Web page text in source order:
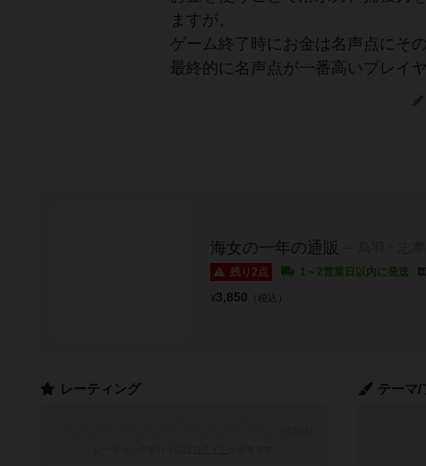
ますが、
ゲーム終了時にお金は名声点にそ
最終的に名声点が一番高いプレイ
海女の一年の通販
残り2点 1～2営業日以内に発送
¥3,850 （税込）
テーマ/
レーティング